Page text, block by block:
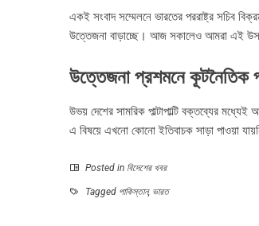
একই সংবাদ সম্মেলনে ভারতের পররাষ্ট্র সচিব
উত্তেজনা বাড়াচ্ছে। আজ সকালেও আমরা এই
উত্তেজনা প্রশমনে কূটনৈতিক
উভয় দেশের সামরিক পাল্টাপাল্টি বক্তব্যের
এ বিষয়ে এখনো কোনো ইতিবাচক সাড়া পাওয়া
Posted in বিদেশের খবর
Tagged পাকিস্তান, ভারত